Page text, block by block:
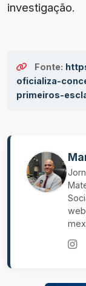
investigação.
Fonte:
oficializa-
primeiros-